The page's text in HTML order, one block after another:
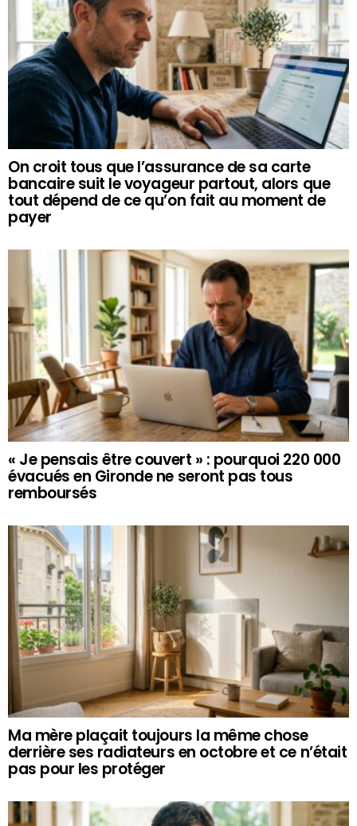
On croit tous que l’assurance de sa carte
bancaire suit le voyageur partout, alors que
tout dépend de ce qu’on fait au moment de
payer
« Je pensais être couvert » : pourquoi 220 000
évacués en Gironde ne seront pas tous
remboursés
Ma mère plaçait toujours la même chose
derrière ses radiateurs en octobre et ce n’était
pas pour les protéger